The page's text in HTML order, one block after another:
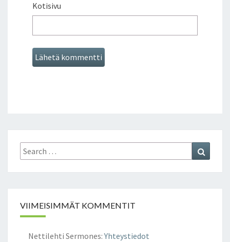
Kotisivu
Search
for:
VIIMEISIMMÄT KOMMENTIT
Nettilehti Sermones:Yhteystiedot